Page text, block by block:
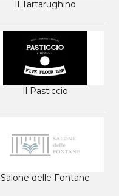
Il Tartarughino
Il Pasticcio
Salone delle Fontane